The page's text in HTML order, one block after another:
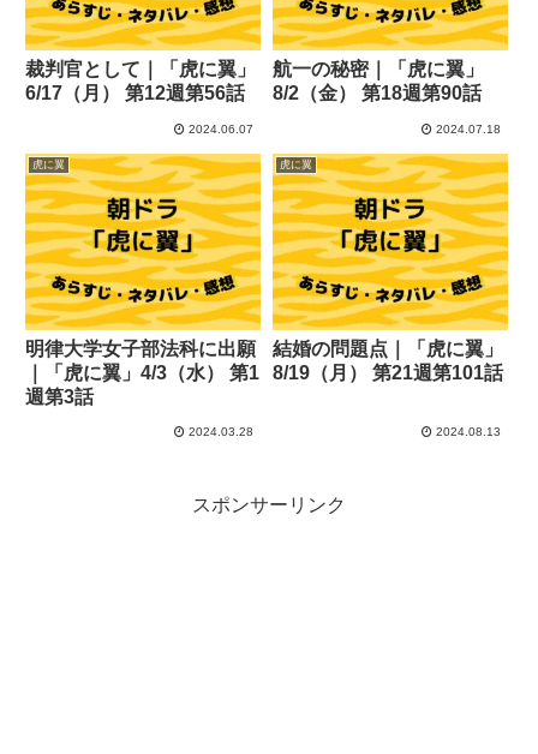
裁判官として｜「虎に翼」
6/17（月） 第12週第56話
2024.06.07
航一の秘密｜「虎に翼」
8/2（金） 第18週第90話
2024.07.18
虎に翼
明律大学女子部法科に出願
｜「虎に翼」4/3（水） 第1
週第3話
2024.03.28
虎に翼
結婚の問題点｜「虎に翼」
8/19（月） 第21週第101話
2024.08.13
スポンサーリンク